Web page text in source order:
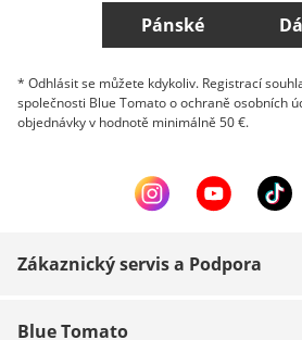
Pánské
* Odhlásit se můžete kdykoliv. Registrací
společnosti Blue Tomato o ochraně osobních
objednávky v hodnotě minimálně 50 €.
Zákaznický servis a Podpora
Blue Tomato